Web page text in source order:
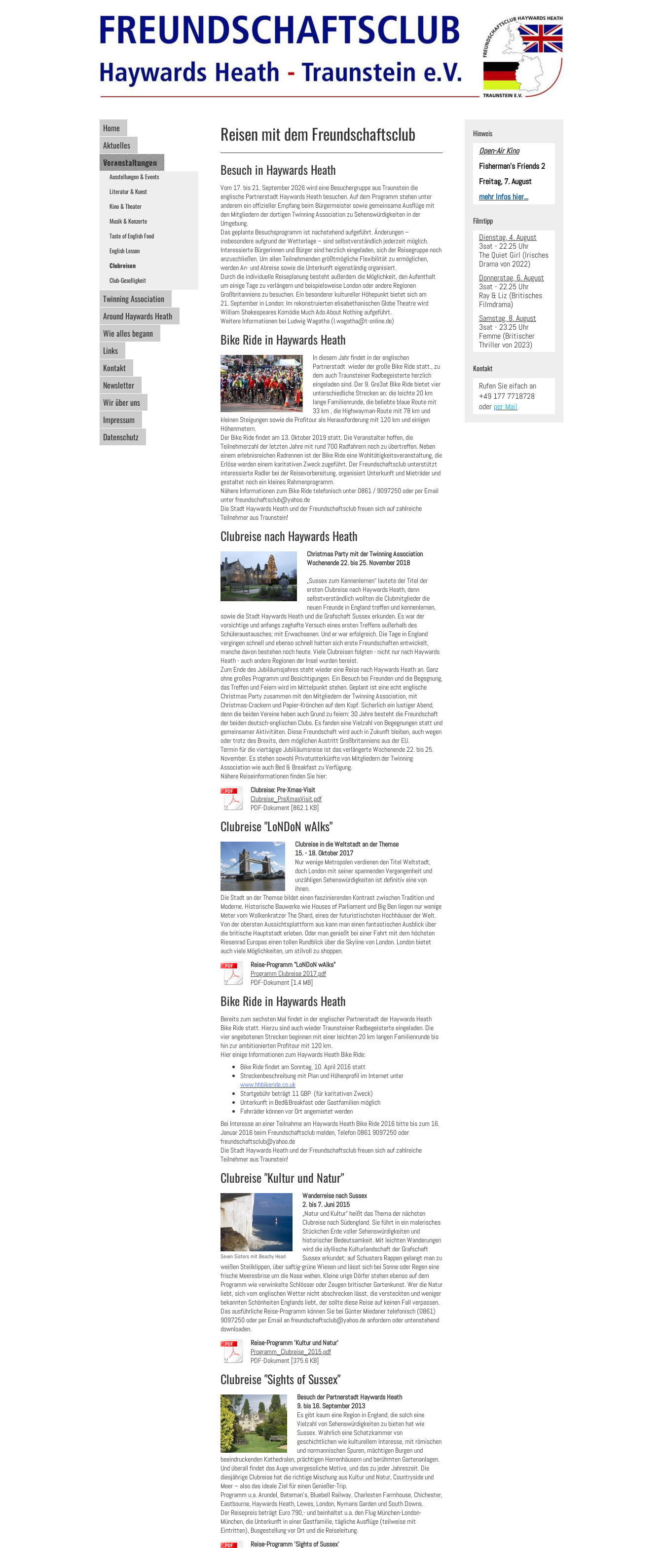
Home
Aktuelles
Veranstaltungen
Ausstellungen & Events
Literatur & Kunst
Kino & Theater
Musik & Konzerte
Taste of English Food
English Lesson
Clubreisen
Club-Geselligkeit
Twinning Association
Around Haywards Heath
Wie alles begann
Links
Kontakt
Newsletter
Wir über uns
Impressum
Datenschutz
Reisen mit dem Freundschaftsclub
Besuch in Haywards Heath
Vom 17. bis 21. September 2026 wird eine Besuchergruppe aus Traunstein die
englische Partnerstadt Haywards Heath besuchen. Auf dem Programm stehen unter
anderem ein offizieller Empfang beim Bürgermeister sowie gemeinsame Ausflüge mit
den Mitgliedern der dortigen Twinning Association zu Sehenswürdigkeiten in der
Umgebung.
Das geplante Besuchsprogramm ist nachstehend aufgeführt. Änderungen –
insbesondere aufgrund der Wetterlage – sind selbstverständlich jederzeit möglich.
Interessierte Bürgerinnen und Bürger sind herzlich eingeladen, sich der Reisegruppe noch
anzuschließen. Um allen Teilnehmenden größtmögliche Flexibilität zu ermöglichen,
werden An- und Abreise sowie die Unterkunft eigenständig organisiert.
Durch die individuelle Reiseplanung besteht außerdem die Möglichkeit, den Aufenthalt
um einige Tage zu verlängern und beispielsweise London oder andere Regionen
Großbritanniens zu besuchen. Ein besonderer kultureller Höhepunkt bietet sich am
21. September in London: Im rekonstruierten elisabethanischen Globe Theatre wird
William Shakespeares Komödie Much Ado About Nothing aufgeführt.
Weitere Informationen bei Ludwig Wagatha (l.wagatha@t-online.de)
Bike Ride in Haywards Heath
In diesem Jahr findet in der englischen
Partnerstadt wieder der große Bike Ride statt., zu
dem auch Traunsteiner Radbegeisterte herzlich
eingeladen sind. Der 9. Gre3at Bike Ride bietet vier
unterschiedliche Strecken an: die leichte 20 km
lange Familienrunde, die beliebte blaue Route mit
33 km , die Highwayman-Route mit 78 km und
kleinen Steigungen sowie die Profitour als Herausforderung mit 120 km und einigen
Höhenmetern.
Der Bike Ride findet am 13. Oktober 2019 statt. Die Veranstalter hoffen, die
Teilnehmerzahl der letzten Jahre mit rund 700 Radfahrern noch zu übertreffen. Neben
einem erlebnisreichen Radrennen ist der Bike Ride eine Wohltätigkeitsveranstaltung, die
Erlöse werden einem karitativen Zweck zugeführt. Der Freundschaftsclub unterstützt
interessierte Radler bei der Reisevorbereitung, organisiert Unterkunft und Mieträder und
gestaltet noch ein kleines Rahmenprogramm.
Nähere Informationen zum Bike Ride telefonisch unter 0861 / 9097250 oder per Email
unter freundschaftsclub@yahoo.de
Die Stadt Haywards Heath und der Freundschaftsclub freuen sich auf zahlreiche
Teilnehmer aus Traunstein!
Clubreise nach Haywards Heath
Christmas Party mit der Twinning Association
Wochenende 22. bis 25. November 2018
„Sussex zum Kennenlernen“ lautete der Titel der
ersten Clubreise nach Haywards Heath, denn
selbstverständlich wollten die Clubmitglieder die
neuen Freunde in England treffen und kennenlernen,
sowie die Stadt Haywards Heath und die Grafschaft Sussex erkunden. Es war der
vorsichtige und anfangs zaghafte Versuch eines ersten Treffens außerhalb des
Schüleraustausches; mit Erwachsenen. Und er war erfolgreich. Die Tage in England
vergingen schnell und ebenso schnell hatten sich erste Freundschaften entwickelt,
manche davon bestehen noch heute. Viele Clubreisen folgten - nicht nur nach Haywards
Heath - auch andere Regionen der Insel wurden bereist.
Zum Ende des Jubiläumsjahres steht wieder eine Reise nach Haywards Heath an. Ganz
ohne großes Programm und Besichtigungen. Ein Besuch bei Freunden und die Begegnung,
das Treffen und Feiern wird im Mittelpunkt stehen. Geplant ist eine echt englische
Christmas Party zusammen mit den Mitgliedern der Twinning Association, mit
Christmas-Crackern und Papier-Krönchen auf dem Kopf. Sicherlich ein lustiger Abend,
denn die beiden Vereine haben auch Grund zu feiern: 30 Jahre besteht die Freundschaft
der beiden deutsch-englischen Clubs. Es fanden eine Vielzahl von Begegnungen statt und
gemeinsamer Aktivitäten. Diese Freundschaft wird auch in Zukunft bleiben, auch wegen
oder trotz des Brexits, dem möglichen Austritt Großbritanniens aus der EU.
Termin für die viertägige Jubiliäumsreise ist das verlängerte Wochenende 22. bis 25.
November. Es stehen sowohl Privatunterkünfte von Mitgliedern der Twinning
Association wie auch Bed & Breakfast zu Verfügung.
Nähere Reiseinformationen finden Sie hier:
Clubreise: Pre-Xmas-Visit
Clubreise_PreXmasVisit.pdf
PDF-Dokument [862.1 KB]
Clubreise "LoNDoN wAlks"
Clubreise in die Weltstadt an der Themse
15. - 18. Oktober 2017
Nur wenige Metropolen verdienen den Titel Weltstadt,
doch London mit seiner spannenden Vergangenheit und
unzähligen Sehenswürdigkeiten ist definitiv eine von
ihnen.
Die Stadt an der Themse bildet einen faszinierenden Kontrast zwischen Tradition und
Moderne. Historische Bauwerke wie Houses of Parliament und Big Ben liegen nur wenige
Meter vom Wolkenkratzer The Shard, eines der futuristischsten Hochhäuser der Welt.
Von der obersten Aussichtsplattform aus kann man einen fantastischen Ausblick über
die britische Hauptstadt erleben. Oder man genießt bei einer Fahrt mit dem höchsten
Riesenrad Europas einen tollen Rundblick über die Skyline von London. London bietet
auch viele Möglichkeiten, um stilvoll zu shoppen.
Reise-Programm "LoNDoN wAlks"
Programm Clubreise 2017.pdf
PDF-Dokument [1.4 MB]
Bike Ride in Haywards Heath
Bereits zum sechsten Mal findet in der englischer Partnerstadt der Haywards Heath
Bike Ride statt. Hierzu sind auch wieder Traunsteiner Radbegeisterte eingeladen. Die
vier angebotenen Strecken beginnen mit einer leichten 20 km langen Familienrunde bis
hin zur ambitionierten Profitour mit 120 km.
Hier einige Informationen zum Haywards Heath Bike Ride:
Bike Ride findet am Sonntag, 10. April 2016 statt
Streckenbeschreibung mit Plan und Höhenprofil im Internet unter
www.hhbikeride.co.uk
Startgebühr beträgt 11 GBP (für karitativen Zweck)
Unterkunft in Bed&Breakfast oder Gastfamilien möglich
Fahrräder können vor Ort angemietet werden
Bei Interesse an einer Teilnahme am Haywards Heath Bike Ride 2016 bitte bis zum 16.
Januar 2016 beim Freundschaftsclub melden, Telefon 0861 9097250 oder
freundschaftsclub@yahoo.de
Die Stadt Haywards Heath und der Freundschaftsclub freuen sich auf zahlreiche
Teilnehmer aus Traunstein!
Clubreise "Kultur und Natur"
Seven Sisters mit Beachy Head
Wanderreise nach Sussex
2. bis 7. Juni 2015
„Natur und Kultur“ heißt das Thema der nächsten
Clubreise nach Südengland. Sie führt in ein malerisches
Stückchen Erde voller Sehenswürdigkeiten und
historischer Bedeutsamkeit. Mit leichten Wanderungen
wird die idyllische Kulturlandschaft der Grafschaft
Sussex erkundet; auf Schusters Rappen gelangt man zu
weißen Steilklippen, über saftig-grüne Wiesen und lässt sich bei Sonne oder Regen eine
frische Meeresbrise um die Nase wehen. Kleine urige Dörfer stehen ebenso auf dem
Programm wie verwinkelte Schlösser oder Zeugen britischer Gartenkunst. Wer die Natur
liebt, sich vom englischen Wetter nicht abschrecken lässt, die versteckten und weniger
bekannten Schönheiten Englands liebt, der sollte diese Reise auf keinen Fall verpassen.
Das ausführliche Reise-Programm können Sie bei Günter Miedaner telefonisch (0861)
9097250 oder per Email an freundschaftsclub@yahoo.de anfordern oder untenstehend
downloaden.
Reise-Programm 'Kultur und Natur'
Programm_Clubreise_2015.pdf
PDF-Dokument [375.6 KB]
Clubreise "Sights of Sussex"
Besuch der Partnerstadt Haywards Heath
9. bis 16. September 2013
Es gibt kaum eine Region in England, die solch eine
Vielzahl von Sehenswürdigkeiten zu bieten hat wie
Sussex. Wahrlich eine Schatzkammer von
geschichtlichen wie kulturellem Interesse, mit römischen
und normannischen Spuren, mächtigen Burgen und
beeindruckenden Kathedralen, prächtigen Herrenhäusern und berühmten Gartenanlagen.
Und überall findet das Auge unvergessliche Motive, und das zu jeder Jahreszeit. Die
diesjährige Clubreise hat die richtige Mischung aus Kultur und Natur, Countryside und
Meer – also das ideale Ziel für einen Genießer-Trip.
Programm u.a. Arundel, Bateman’s, Bluebell Railway, Charlesten Farmhouse, Chichester,
Eastbourne, Haywards Heath, Lewes, London, Nymans Garden und South Downs.
Der Reisepreis beträgt Euro 790,- und beinhaltet u.a. den Flug München-London-
München, die Unterkunft in einer Gastfamilie, tägliche Ausflüge (teilweise mit
Eintritten), Busgestellung vor Ort und die Reiseleitung.
Reise-Programm 'Sights of Sussex'
Hinweis
Open-Air Kino
Fisherman's Friends 2
Freitag, 7. August
mehr Infos hier...
Filmtipp
Dienstag, 4. August
3sat - 22.25 Uhr
The Quiet Girl (Irisches
Drama von 2022)
Donnerstag, 6. August
3sat - 22.25 Uhr
Ray & Liz (Britisches
Filmdrama)
Samstag, 8. August
3sat - 23.25 Uhr
Femme (Britischer
Thriller von 2023)
Kontakt
Rufen Sie eifach an
+49 177 7718728
oder per Mail